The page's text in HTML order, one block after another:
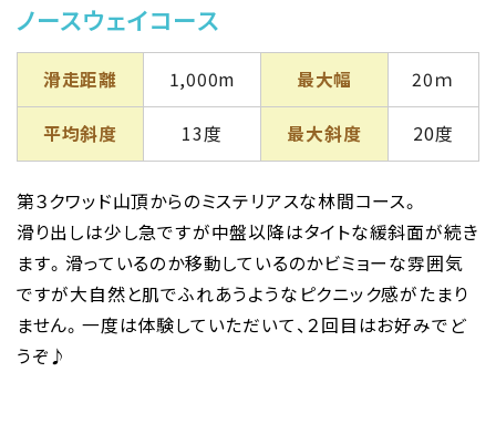
ノースウェイコース
滑走距離 1,000m 最大幅 20ｍ
平均斜度 13度 最大斜度 20度
第３クワッド山頂からのミステリアスな林間コース。
滑り出しは少し急ですが中盤以降はタイトな緩斜面が続き
ます。滑っているのか移動しているのかビミョーな雰囲気
ですが大自然と肌でふれあうようなピクニック感がたまり
ません。一度は体験していただいて、２回目はお好みでど
うぞ♪